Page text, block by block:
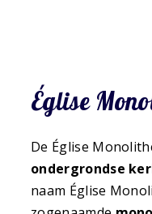
Église
De Église
ondergrondse
naam Église